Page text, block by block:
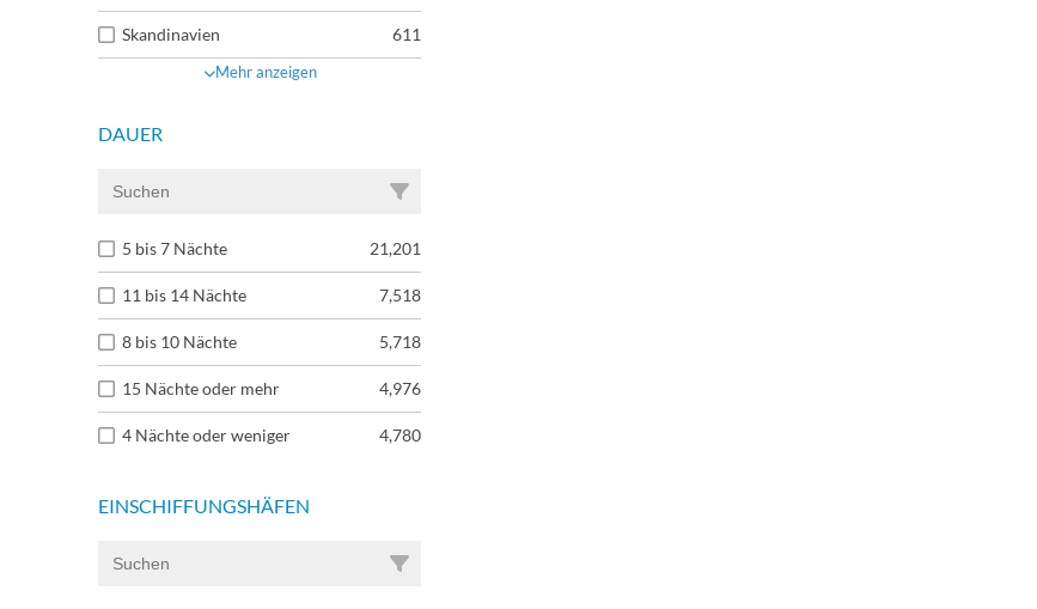
Skandinavien 611
Mehr anzeigen
DAUER
5 bis 7 Nächte 21,201
11 bis 14 Nächte 7,518
8 bis 10 Nächte 5,718
15 Nächte oder mehr 4,976
4 Nächte oder weniger 4,780
EINSCHIFFUNGSHÄFEN